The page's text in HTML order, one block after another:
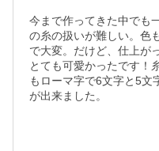
今まで作ってきた中でも
の糸の扱いが難しい。色
で大変。だけど、仕上が
とても可愛かったです！
もローマ字で6文字と5文
が出来ました。